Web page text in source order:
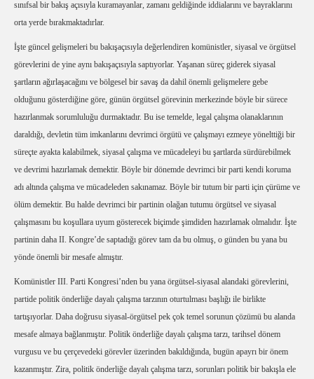
sınıfsal bir bakış açısıyla kuramayanlar, zamanı geldiğinde iddialarını ve bayraklarını
orta yerde bırakmaktadırlar.
İşte güncel gelişmeleri bu bakışaçısıyla değerlendiren komünistler, siyasal ve örgütsel
görevlerini de yine aynı bakışaçısıyla saptıyorlar. Yaşanan süreç giderek siyasal
şartların ağırlaşacağını ve bölgesel bir savaş da dahil önemli gelişmelere gebe
olduğunu gösterdiğine göre, günün örgütsel görevinin merkezinde böyle bir sürece
hazırlanmak sorumluluğu durmaktadır. Bu ise temelde, legal çalışma olanaklarının
daraldığı, devletin tüm imkanlarını devrimci örgütü ve çalışmayı ezmeye yönelttiği bir
süreçte ayakta kalabilmek, siyasal çalışma ve mücadeleyi bu şartlarda sürdürebilmek
ve devrimi hazırlamak demektir. Böyle bir dönemde devrimci bir parti kendi koruma
adı altında çalışma ve mücadeleden sakınamaz. Böyle bir tutum bir parti için çürüme ve
ölüm demektir. Bu halde devrimci bir partinin olağan tutumu örgütsel ve siyasal
çalışmasını bu koşullara uyum gösterecek biçimde şimdiden hazırlamak olmalıdır. İşte
partinin daha II. Kongre’de saptadığı görev tam da bu olmuş, o günden bu yana bu
yönde önemli bir mesafe almıştır.
Komünistler III. Parti Kongresi’nden bu yana örgütsel-siyasal alandaki görevlerini,
partide politik önderliğe dayalı çalışma tarzının oturtulması başlığı ile birlikte
tartışıyorlar. Daha doğrusu siyasal-örgütsel pek çok temel sorunun çözümü bu alanda
mesafe almaya bağlanmıştır. Politik önderliğe dayalı çalışma tarzı, tarihsel dönem
vurgusu ve bu çerçevedeki görevler üzerinden bakıldığında, bugün apayrı bir önem
kazanmıştır. Zira, politik önderliğe dayalı çalışma tarzı, sorunları politik bir bakışla ele